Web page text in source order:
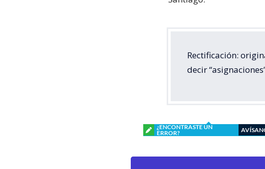
Rectificación:
decir
¿ENCONTRASTE UN
ERROR?